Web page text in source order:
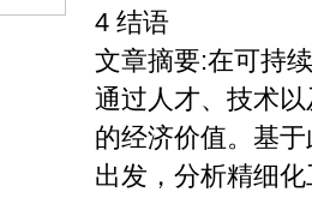
4 结语
文章摘要:在可持
通过人才、技术
的经济价值。基
出发，分析精细